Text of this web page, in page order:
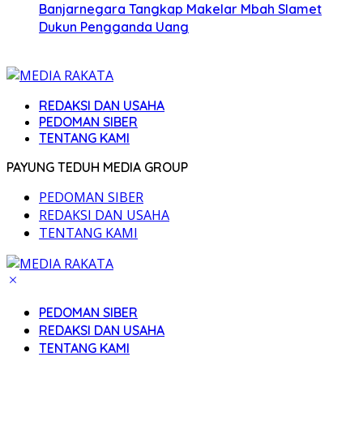
Banjarnegara Tangkap Makelar Mbah Slamet
Dukun Pengganda Uang
REDAKSI DAN USAHA
PEDOMAN SIBER
TENTANG KAMI
PAYUNG TEDUH MEDIA GROUP
PEDOMAN SIBER
REDAKSI DAN USAHA
TENTANG KAMI
PEDOMAN SIBER
REDAKSI DAN USAHA
TENTANG KAMI